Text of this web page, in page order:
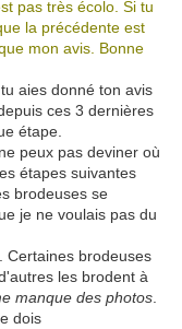
pas très écolo. Si tu
la précédente est
mon avis. Bonne
aies donné ton avis
ces 3 dernières
étape.
peux pas deviner où
étapes suivantes
brodeuses se
je ne voulais pas du
Certaines brodeuses
les brodent à
manque des photos
dois